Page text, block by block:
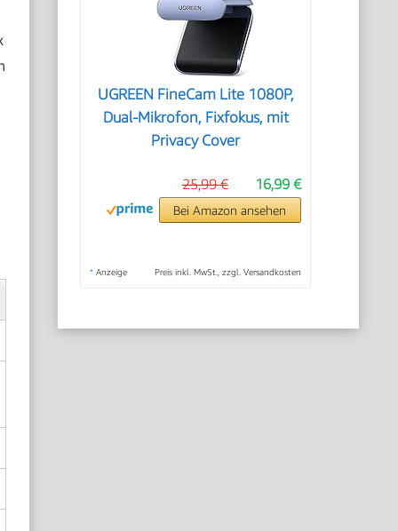
UGREEN FineCam Lite 1080P,
Dual-Mikrofon, Fixfokus, mit
Privacy Cover
16,99 €
25,99 €
Bei Amazon ansehen
* Anzeige Preis inkl. MwSt., zzgl. Versandkosten